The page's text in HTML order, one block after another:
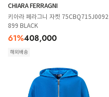
CHIARA FERRAGNI
키아라 페라그니 자켓 75CBQ715J0092
899 BLACK
61%408,000
해외배송